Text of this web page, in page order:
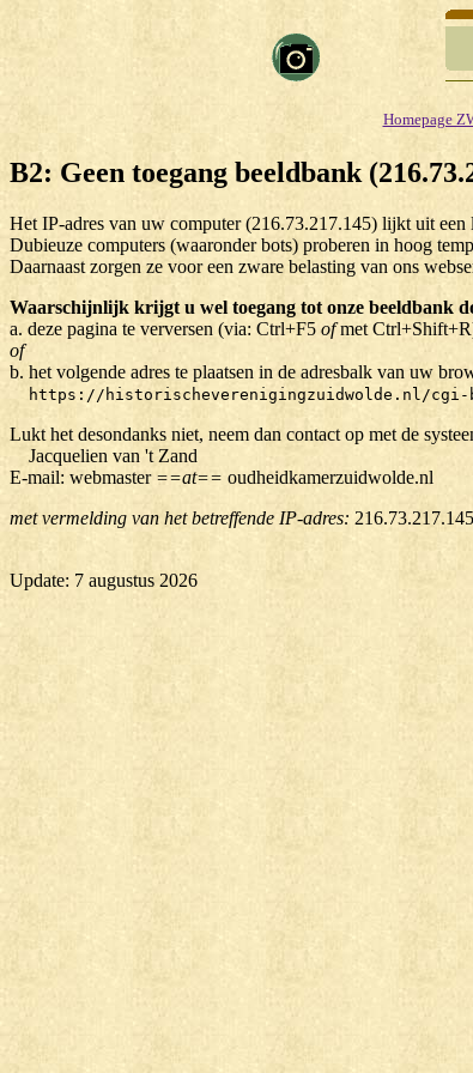
Homepage
B2: Geen toegang beeldbank
Het IP-adres van uw computer (216.73.217.145) lijkt uit
Dubieuze computers (waaronder bots) proberen in hoog
Daarnaast zorgen ze voor een zware belasting van ons
Waarschijnlijk krijgt u wel toegang tot onze beeldbank
a. deze pagina te verversen (via: Ctrl+F5 ofmet
of
b. het volgende adres te plaatsen in de adresbalk van uw
https://historischeverenigingzuidwolde.nl/cgi-
Lukt het desondanks niet, neem dan contact op met de
Jacquelien van 't Zand
E-mail: webmaster ==at== oudheidkamerzuidwolde.nl
met vermelding van het betreffende IP-adres: 216.73.217.145
Update: 7 augustus 2026